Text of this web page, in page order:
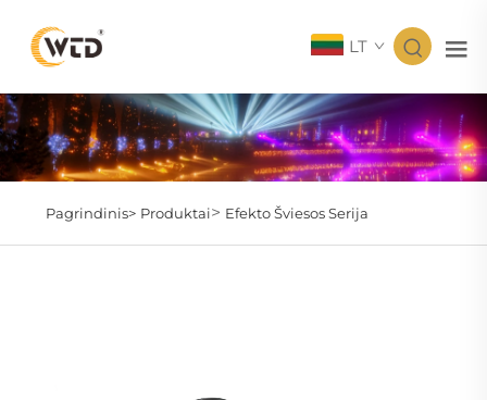
LT
Pagrindinis> Produktai> Efekto Šviesos Serija